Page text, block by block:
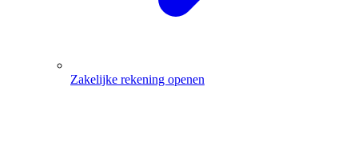
Zakelijke rekening openen